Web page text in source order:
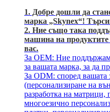
1. Добре дошли да
марка „Skynex“!
2. Ние също така
машина на продуктите
вас.
За OEM: Ние
за вашата марка, за да
За ODM: според вашата
(персонализиране на
разработка на матрици,
многоезично